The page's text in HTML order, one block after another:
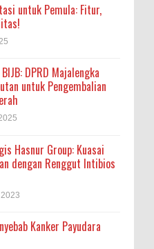
untuk Pemula: Fitur,
DPRD Majalengka
untuk Pengembalian
Hasnur Group: Kuasai
dengan Renggut Intibios
Kanker Payudara